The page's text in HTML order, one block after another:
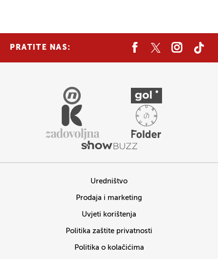
PRATITE NAS:
Uredništvo
Prodaja i marketing
Uvjeti korištenja
Politika zaštite privatnosti
Politika o kolačićima